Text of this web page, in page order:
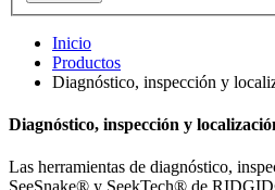
Inicio
Productos
Diagnóstico, inspección y
Diagnóstico, inspección y
Las herramientas de diagnóstico,